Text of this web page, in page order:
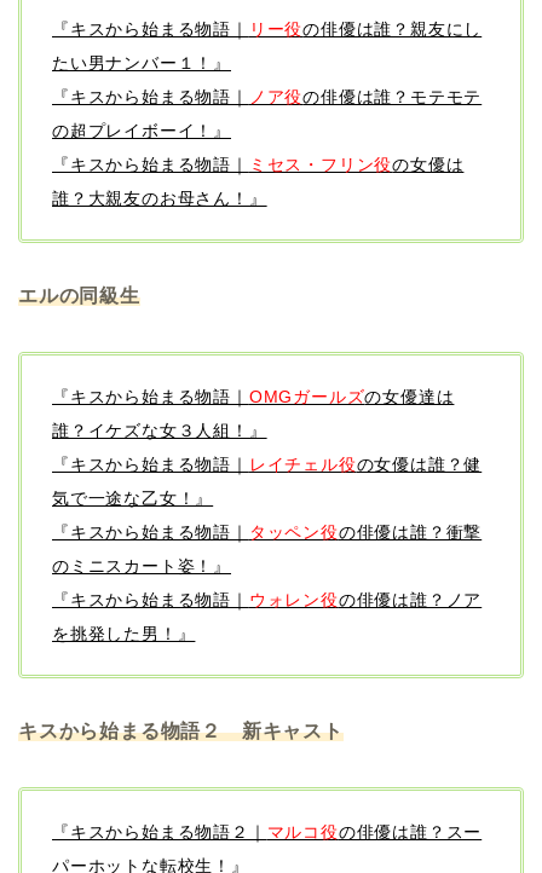
『キスから始まる物語｜ リー役の俳優は誰？親友にし
たい男ナンバー１！』
『キスから始まる物語｜
ノア役の俳優は誰？モテモテ
の超プレイボーイ！』
『キスから始まる物語｜
ミセス・フリン役の女優は
誰？大親友のお母さん！』
エルの同級生
『キスから始まる物語｜ OMGガールズの女優達は
誰？イケズな女３人組！』
『キスから始まる物語｜ レイチェル役の女優は誰？健
気で一途な乙女！』
『キスから始まる物語｜ タッペン役の俳優は誰？衝撃
のミニスカート姿！』
『キスから始まる物語｜ ウォレン役の俳優は誰？ノア
を挑発した男！』
キスから始まる物語２ 新キャスト
『キスから始まる物語２｜ マルコ役の俳優は誰？スー
パーホットな転校生！』